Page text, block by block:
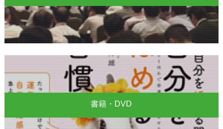
書籍・DVD